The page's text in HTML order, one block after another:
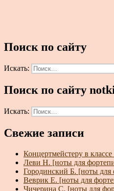
Поиск по сайту
Искать:
Поиск по сайту
Искать:
Свежие записи
Концертмейстеру в
Леви Н. [ноты для
Городинский Б. [ноты для
Веврик Е. [ноты для
Чичерина С. [ноты для